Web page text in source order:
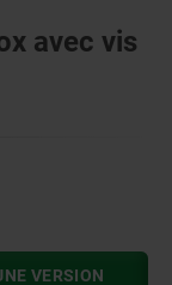
avec vis
VERSION